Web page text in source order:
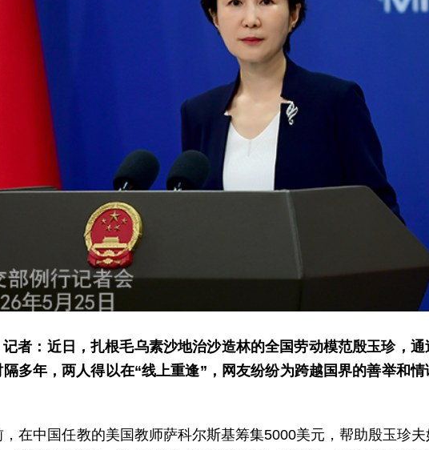
记者：近日，扎根毛乌素沙地治沙造林的全国劳动模范殷玉珍，
隔多年，两人得以在“线上重逢”，网友纷纷为跨越国界的善举和
在中国任教的美国教师萨科尔斯基筹集5000美元，帮助殷玉珍